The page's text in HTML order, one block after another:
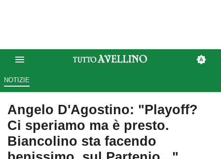
NOTIZIE
Angelo D'Agostino: "Playoff?
Ci speriamo ma è presto.
Biancolino sta facendo